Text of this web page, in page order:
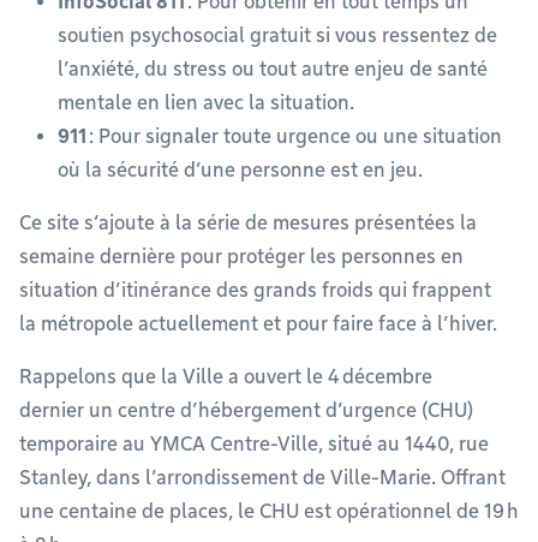
soutien psychosocial gratuit si vous ressentez de
l’anxiété, du stress ou tout autre enjeu de santé
mentale en lien avec la situation.
911 : Pour signaler toute urgence ou une situation
où la sécurité d’une personne est en jeu.
Ce site s’ajoute à la série de mesures présentées la
semaine dernière pour protéger les personnes en
situation d’itinérance des grands froids qui frappent
la métropole actuellement et pour faire face à l’hiver.
Rappelons que la Ville a ouvert le 4 décembre
dernier un centre d’hébergement d’urgence (CHU)
temporaire au YMCA Centre-Ville, situé au 1440, rue
Stanley, dans l’arrondissement de Ville-Marie. Offrant
une centaine de places, le CHU est opérationnel de 19 h